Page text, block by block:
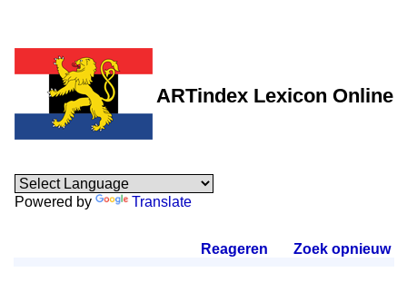
ARTindex Lexicon Online
Powered by Translate
Reageren Zoek opnieuw.